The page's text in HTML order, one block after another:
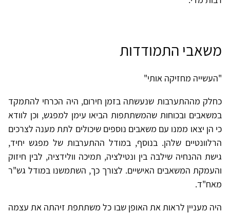
משאבי התמודדות
"העשייה מחזיקה אותי"
כחלק מההתערבות שנעשתה בזמן חירום, היה הכרחי להתמקד
במשאבים ובכוחות שהמשתתפות הביאו עימן למפגש, וכן לוודא
כי הן יצאו ממנו עם משאבים נוספים שיכולים לתת מענה לצרכים
הרלוונטיים שלהן. בנוסף, במודל ההתערבות של מפגש יחיד,
גישת ההנחיה שילבה בין ונטילציה, תמיכה וולידציה, לבין חיזוק
והעמקת המשאבים האישיים. לצורך כך, השתמשנו במודל גש"ר
מאח"ד.
היה מעניין לראות את האופן שבו כל משתתפת זיהתה את עצמה